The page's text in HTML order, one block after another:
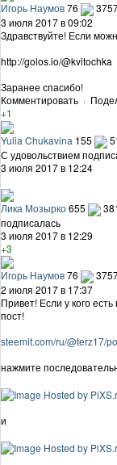
Игорь Наумов76
3 июля 2017 в 09:02
Здравствуйте! Если
http://golos.io/@kvitochka
Заранее спасибо!
Комментировать ·
+1
Yulia Chukavina 155
С удовольствием
3 июля 2017 в 12:24
Лика Мозырко655
подписалась
3 июля 2017 в 12:29
+3
Игорь Наумов76
2 июля 2017 в 17:37
Привет! Если у кого
пост!
steemit.com/ru/@terz17/
нажмите
и